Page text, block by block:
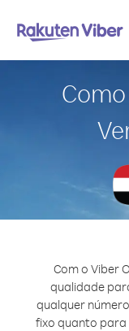
Com o Viber
qualidade
qualquer
fixo quanto para